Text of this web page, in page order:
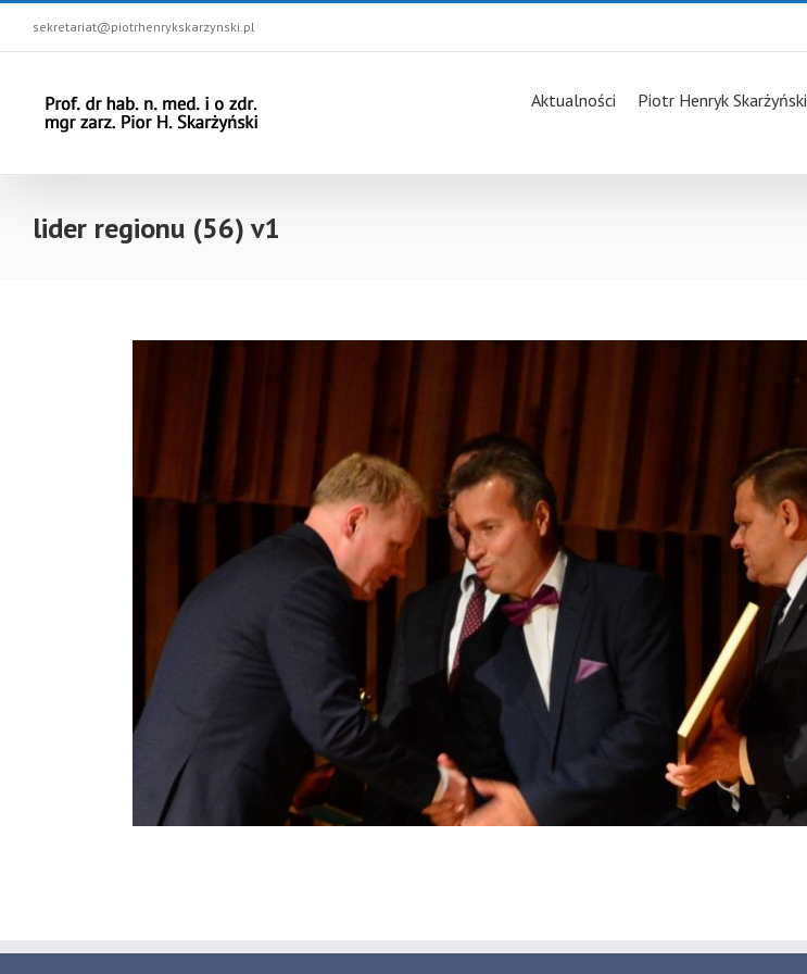
sekretariat@piotrhenrykskarzynski.pl
Aktualności Piotr Henryk Skarżyński
lider regionu (56) v1